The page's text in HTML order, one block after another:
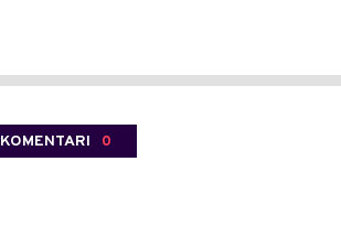
KOMENTARI 0